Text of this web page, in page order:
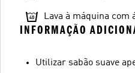
Lava à máquina com
INFORMAÇÃO
Utilizar sabão suave